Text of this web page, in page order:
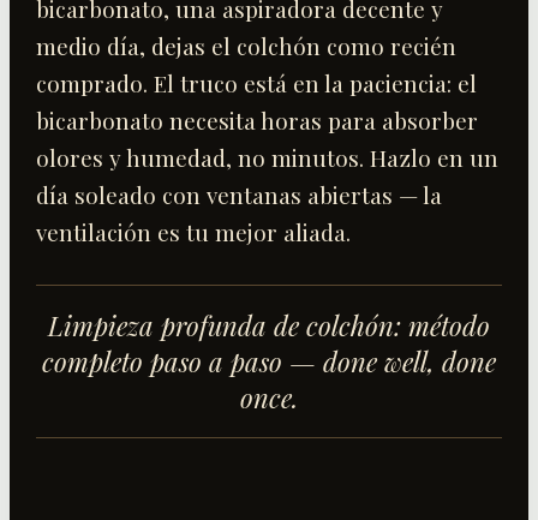
bicarbonato, una aspiradora decente y
medio día, dejas el colchón como recién
comprado. El truco está en la paciencia: el
bicarbonato necesita horas para absorber
olores y humedad, no minutos. Hazlo en un
día soleado con ventanas abiertas — la
ventilación es tu mejor aliada.
Limpieza profunda de colchón: método
completo paso a paso — done well, done
once.